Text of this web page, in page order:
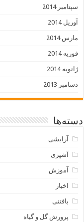
سپتامبر 2014
آوریل 2014
مارس 2014
فوریه 2014
ژانویه 2014
دسامبر 2013
دسته‌ها
آرایشی
آشپزی
آموزش
اخبار
بافتنی
پرورش گل و گیاه